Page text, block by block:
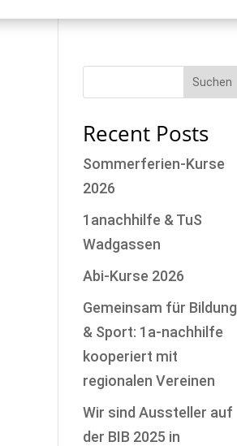
Suchen
Recent Posts
Sommerferien-Kurse
2026
1anachhilfe & TuS
Wadgassen
Abi-Kurse 2026
Gemeinsam für Bildung
& Sport: 1a-nachhilfe
kooperiert mit
regionalen Vereinen
Wir sind Aussteller auf
der BIB 2025 in